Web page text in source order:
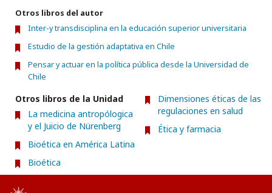
Otros libros del autor
Inter-y transdisciplina en la educación superior universitaria
Estudio de la gestión adaptativa en Chile
Pensar y actuar en la política pública desde la Universidad de
Chile
Otros libros de la Unidad
La medicina antropólogica
y el Juicio de Nürenberg
Bioética en América Latina
Bioética
Dimensiones éticas de las
regulaciones en salud
Ética y farmacia